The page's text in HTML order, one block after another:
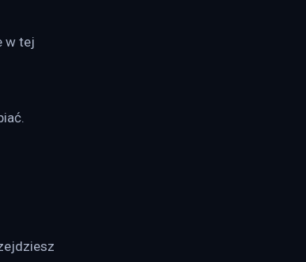
w tej